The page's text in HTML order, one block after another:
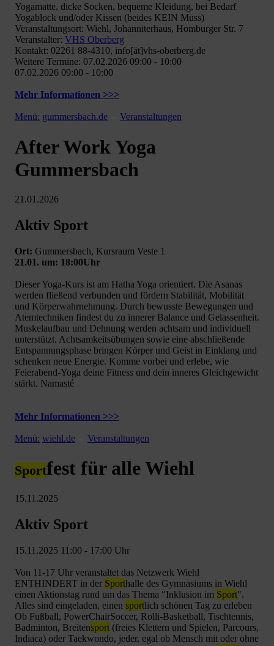
Yogamatte, dicke Socken, bequeme Kleidung, bei Bedarf
Yogablock und/oder Kissen (beides KEIN Muss)
Veranstaltungsort: Wiehl, Johanniterhaus, Homburger Str. 7
Veranstalter: VHS Oberberg
Kontakt: 02261 88-4310, info[ät]vhs-oberberg.de
Weitere Termine: 07.02.2026 09:00 - 10:00
07.02.2026 09:00 - 10:00
Mehr Informationen >>>
Menü: gummersbach.de Veranstaltungen
After Work Yoga
Gummersbach
21.01.2026
Aktiv Sport
Ort: Gummersbach, Kursraum Veste 1
21.01. um: 18:00Uhr
Dieser Yoga-Kurs ist am Hatha Yoga orientiert. Die Asanas
werden fließend verbunden und fördern Stabilität, Mobilität
und Körperwahrnehmung. Durch bewusste Bewegungen und
Atemtechniken findest du zu innerer Balance und Gelassenheit.
Muskelaufbau und Dehnung werden achtsam und individuell
unterstützt. Achtsamkeitsübungen sowie eine abschließende
Entspannungsphase bringen Körper und Geist in Einklang und
schenken neue Energie. Komme vorbei und erlebe, wie
Feierabend-Yoga deine Fitness und dein inneres Gleichgewicht
stärkt. Namasté
Mehr Informationen >>>
Menü: wiehl.de Veranstaltungen
Sportfest für alle Wiehl
15.11.2025
Aktiv Sport
15.11.2025 11:00 - 17:00 Uhr
Von 11-17 Uhr veranstaltet das Netzwerk Wiehl
ENTHINDERT in der Sporthalle des Gymnasiums in Wiehl
einen Aktionstag rund um das Thema "Inklusion im Sport".
Alles sind eingeladen, einen sportlich schönen Tag zu erleben
Ob Fußball, PowerChairSoccer, Rolli-Basketball, Tischtennis,
Badminton, Breitensport (freies Klettern und Spielen, Parcours,
Indiaca) oder Taekwondo, jeder, egal ob Mensch mit oder ohne